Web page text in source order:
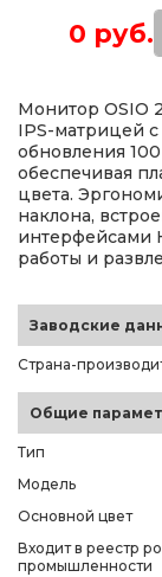
0 руб.
Монитор OSIO
IPS-матрицей
обновления
обеспечивая
цвета.
наклона,
интерфейсами
работы и
Заводские
Страна-
Общие
Тип
Модель
Основной цвет
Входит в реестр
промышленности